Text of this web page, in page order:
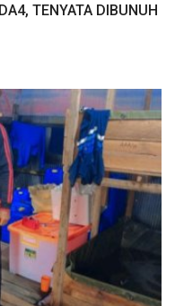
TENYATA DIBUNUH